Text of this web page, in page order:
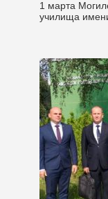
1 марта
училища